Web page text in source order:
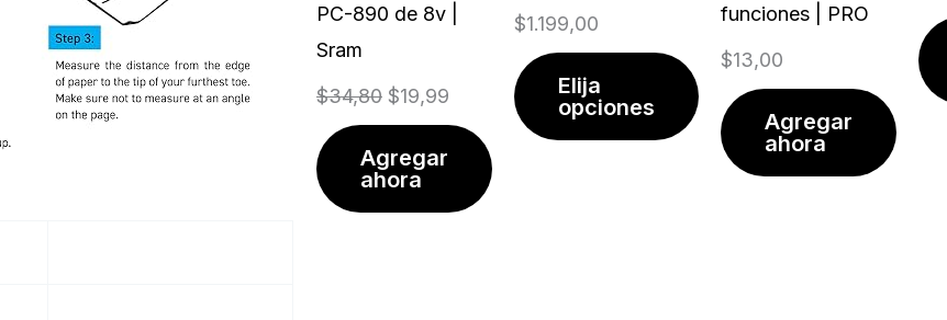
PC-890 de 8v |
Sram
$34,80 $19,99
Agregar
ahora
$1.199,00
Elija
opciones
pueden
elegir
funciones | PRO
$13,00
Agregar
ahora